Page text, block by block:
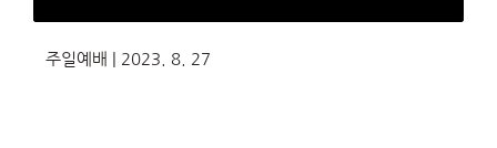
주일예배 | 2023. 8. 27